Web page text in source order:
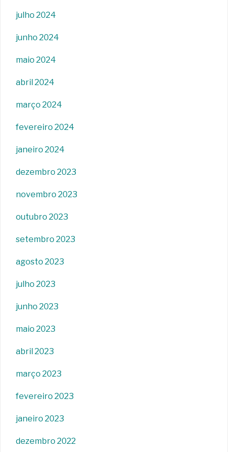
julho 2024
junho 2024
maio 2024
abril 2024
março 2024
fevereiro 2024
janeiro 2024
dezembro 2023
novembro 2023
outubro 2023
setembro 2023
agosto 2023
julho 2023
junho 2023
maio 2023
abril 2023
março 2023
fevereiro 2023
janeiro 2023
dezembro 2022